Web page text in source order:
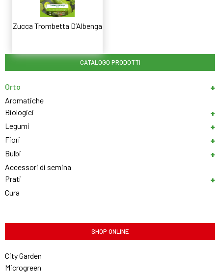
CATALOGO PRODOTTI
Orto
Aromatiche
Biologici
Legumi
Fiori
Bulbi
Accessori di semina
Prati
Cura
SHOP ONLINE
City Garden
Microgreen
Zucca Trombetta D’Albenga